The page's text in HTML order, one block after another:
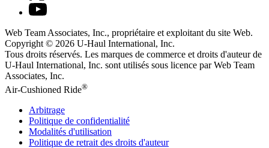
Web Team Associates, Inc., propriétaire et exploitant du site Web.
Copyright © 2026 U-Haul International, Inc.
Tous droits réservés. Les marques de commerce et droits d'auteur de
U-Haul International, Inc. sont utilisés sous licence par Web Team
Associates, Inc.
Air-Cushioned Ride®
Arbitrage
Politique de confidentialité
Modalités d'utilisation
Politique de retrait des droits d'auteur